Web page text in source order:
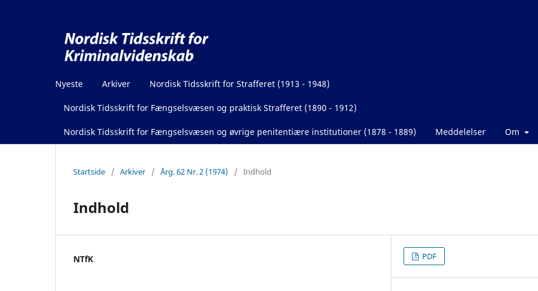
Nyeste Arkiver Nordisk Tidsskrift for Strafferet (1913 - 1948)
Nordisk Tidsskrift for Fængselsvæsen og praktisk Strafferet (1890 - 1912)
Nordisk Tidsskrift for Fængselsvæsen og øvrige penitentiære institutioner (1878 - 1889) Meddelelser Om
Startside / Arkiver / Årg. 62 Nr. 2 (1974) / Indhold
Indhold
NTfK PDF